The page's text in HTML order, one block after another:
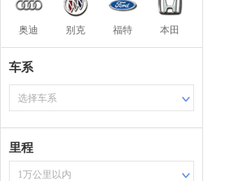
奥迪 别克 福特 本田
车系
选择车系
里程
1万公里以内